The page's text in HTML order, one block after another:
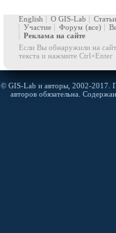
English О GIS-Lab Статьи
Участие
Форум (все)
Реклама на сайте
Если Вы обнаружили на
текста и нажмите Ctrl+Enter
© GIS-Lab и авторы, 2002-2017.
авторов обязательна.